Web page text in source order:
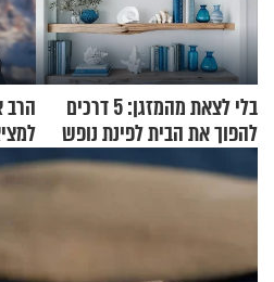
בלי לצאת מהמזגן: 5 דרכים
להפוך את הבית לפינת נופש
הרב